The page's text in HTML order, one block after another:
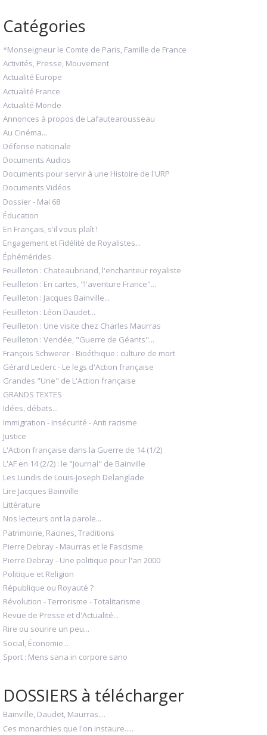
Catégories
*Monseigneur le Comte de Paris, Famille de France
Activités, Presse, Mouvement
Actualité Europe
Actualité France
Actualité Monde
Annonces à propos de Lafautearousseau
Au Cinéma...
Défense nationale
Documents Audios
Documents pour servir à une Histoire de l'URP
Documents Vidéos
Dossier - Mai 68
Éducation
En Français, s'il vous plaît !
Engagement et Fidélité de Royalistes...
Éphémérides
Feuilleton : Chateaubriand, l'enchanteur royaliste
Feuilleton : En cartes, "l'aventure France"...
Feuilleton : Jacques Bainville...
Feuilleton : Léon Daudet...
Feuilleton : Une visite chez Charles Maurras
Feuilleton : Vendée, "Guerre de Géants"...
François Schwerer - Bioéthique : culture de mort
Gérard Leclerc - Le legs d'Action française
Grandes "Une" de L'Action française
GRANDS TEXTES
Idées, débats...
Immigration - Insécurité - Anti racisme
Justice
L'Action française dans la Guerre de 14 (1/2)
L'AF en 14 (2/2) : le "Journal" de Bainville
Les Lundis de Louis-Joseph Delanglade
Lire Jacques Bainville
Littérature
Nos lecteurs ont la parole...
Patrimoine, Racines, Traditions
Pierre Debray - Maurras et le Fascisme
Pierre Debray - Une politique pour l'an 2000
Politique et Religion
République ou Royauté ?
Révolution - Terrorisme - Totalitarisme
Revue de Presse et d'Actualité...
Rire ou sourire un peu...
Social, Économie...
Sport : Mens sana in corpore sano
DOSSIERS à télécharger
Bainville, Daudet, Maurras....
Ces monarchies que l'on instaure.....